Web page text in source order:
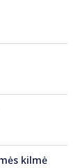
kilmė